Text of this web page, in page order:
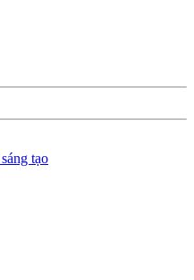
tạo